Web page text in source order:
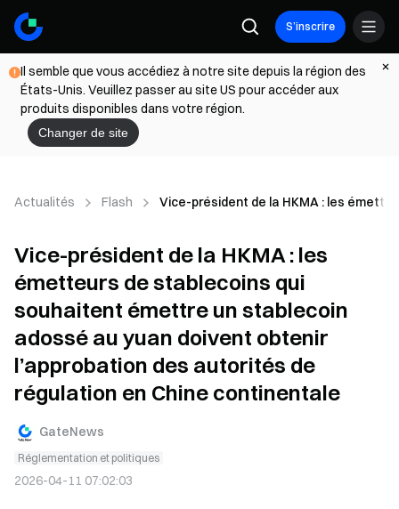
S’inscrire
Il semble que vous accédiez à notre site depuis la région des
États-Unis. Veuillez passer au site US pour accéder aux
produits disponibles dans votre région.
Changer de site
Actualités Flash Vice-président de la HKMA : les
Vice-président de la HKMA : les
émetteurs de stablecoins qui
souhaitent émettre un stablecoin
adossé au yuan doivent obtenir
l’approbation des autorités de
régulation en Chine continentale
GateNews
Réglementation et politiques
2026-04-11 07:02:03